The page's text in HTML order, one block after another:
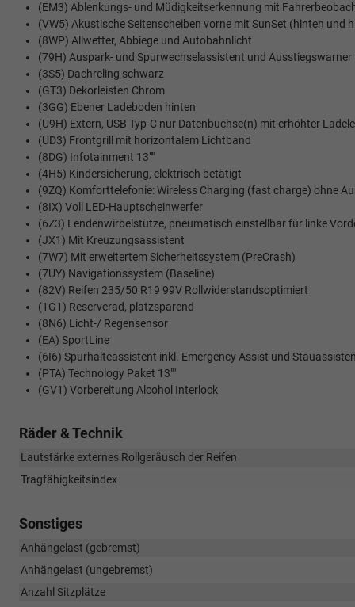
(EM3) Ablenkungs- und Müdigkeitserkennung mit
(VW5) Akustische Seitenscheiben vorne mit SunSet (hinten und
(8WP) Allwetter, Abbiege und Autobahnlicht
(79H) Auspark- und Spurwechselassistent und Ausstiegswarner
(3S5) Dachreling schwarz
(GT3) Dekorleisten Chrom
(3GG) Ebener Ladeboden hinten
(U9H) Extern, USB Typ-C nur Datenbuchse(n) mit erhöhter
(UD3) Frontgrill mit horizontalem Lichtband
(8DG) Infotainment 13""
(4H5) Kindersicherung, elektrisch betätigt
(9ZQ) Komforttelefonie: Wireless Charging (fast charge) ohne
(8IX) Voll LED-Hauptscheinwerfer
(6Z3) Lendenwirbelstütze, pneumatisch einstellbar für linke
(JX1) Mit Kreuzungsassistent
(7W7) Mit erweitertem Sicherheitssystem (PreCrash)
(7UY) Navigationssystem (Baseline)
(82V) Reifen 235/50 R19 99V Rollwiderstandsoptimiert
(1G1) Reserverad, platzsparend
(8N6) Licht-/ Regensensor
(EA) SportLine
(6I6) Spurhalteassistent inkl. Emergency Assist und
(PTA) Technology Paket 13""
(GV1) Vorbereitung Alcohol Interlock
Räder & Technik
Lautstärke externes Rollgeräusch der Reifen
Tragfähigkeitsindex
Sonstiges
Anhängelast (gebremst)
Anhängelast (ungebremst)
Anzahl Sitzplätze